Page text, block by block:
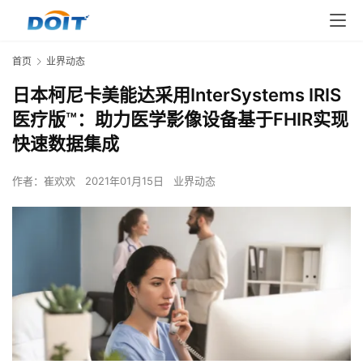
首页 业界动态
日本柯尼卡美能达采用InterSystems IRIS
医疗版™：助力医学影像设备基于FHIR实现
快速数据集成
作者： 崔欢欢 2021年01月15日 业界动态